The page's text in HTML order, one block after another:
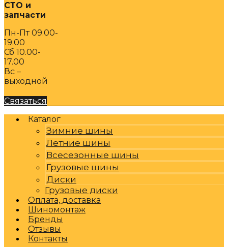
СТО и
запчасти
Пн-Пт 09.00-
19.00
Сб 10.00-
17.00
Вс –
выходной
Связаться
Каталог
Зимние шины
Летние шины
Всесезонные шины
Грузовые шины
Диски
Грузовые диски
Оплата, доставка
Шиномонтаж
Бренды
Отзывы
Контакты